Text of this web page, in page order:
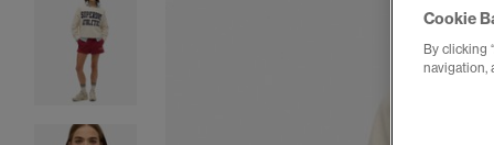
Cookie
By clicking
navigation,